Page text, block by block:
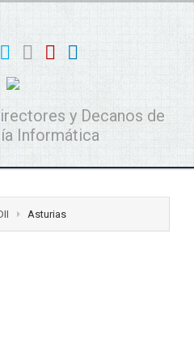
y Decanos de
Informática
Asturias